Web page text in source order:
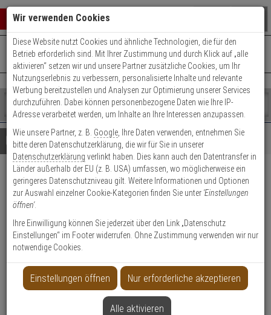
Warenkorb schließen
0 ARTIKEL IM WARENKORB
Ihr Warenkorb ist momentan leer.
Ergebnisse ()
Fertig
Shop
durchsuchen
Bitte
geben
Sie
mindestens
Zeichen
ein,
um
Suche
Es
wurde
noch
Kategorien
Suche
gestartet
+49 (0)821 899 493-0Mo. - Do.: 8:00 - 16:30 | Fr.: 8:00 - 14:00 Uhr
Kontaktservice nutzen
Details Beratung
Ersatzschlüssel für ABUS
Messing 92 Vorhangschloss
Ersatzschlüssel Vorhangschloss - Modell: Messing, Messing 92
Konfigurieren Sie Ihren persönlichen
Wir verwenden Cookies
Diese Website nutzt Cookies und ähnliche Technologien, die für den
Betrieb erforderlich sind. Mit Ihrer Zustimmung und durch Klick auf „alle
aktivieren“ setzen wir und unsere Partner zusätzliche Cookies, um Ihr
Nutzungserlebnis zu verbessern, personalisierte Inhalte und relevante
Werbung bereitzustellen und Analysen zur Optimierung unserer Services
durchzuführen. Dabei können personenbezogene Daten wie Ihre IP-
Adresse verarbeitet werden, um Inhalte an Ihre Interessen anzupassen.
Wie unsere Partner, z. B. Google , Ihre Daten verwenden, entnehmen Sie
bitte deren Datenschutzerklärung, die wir für Sie in unserer
Datenschutzerklärung verlinkt haben. Dies kann auch den Datentransfer in
Länder außerhalb der EU (z. B. USA) umfassen, wo möglicherweise ein
geringeres Datenschutzniveau gilt. Weitere Informationen und Optionen
zur Auswahl einzelner Cookie-Kategorien finden Sie unter 'Einstellungen
öffnen'.
Ihre Einwilligung können Sie jederzeit über den Link „Datenschutz
Einstellungen“ im Footer widerrufen. Ohne Zustimmung verwenden wir nur
notwendige Cookies.
Einstellungen öffnen Nur erforderliche akzeptieren
Alle aktivieren